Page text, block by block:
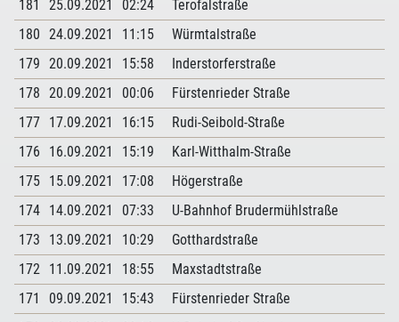
181
25.09.2021 02:24
Terofalstraße
180 24.09.2021 11:15
Würmtalstraße
179 20.09.2021 15:58
Inderstorferstraße
178 20.09.2021 00:06
Fürstenrieder Straße
177 17.09.2021 16:15
Rudi-Seibold-Straße
176
16.09.2021 15:19
Karl-Witthalm-Straße
175 15.09.2021 17:08
Högerstraße
174 14.09.2021 07:33
U-Bahnhof Brudermühlstraße
173
13.09.2021 10:29
Gotthardstraße
172 11.09.2021 18:55
Maxstadtstraße
171
09.09.2021 15:43
Fürstenrieder Straße